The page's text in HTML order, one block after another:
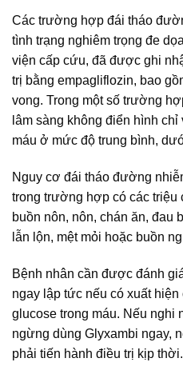
Các trường hợp đái tháo
tình trạng nghiêm trọng đe
viện cấp cứu, đã được ghi
trị bằng empagliflozin, bao
vong. Trong một số trường
lâm sàng không điển hình
máu ở mức độ trung bình,
Nguy cơ đái tháo đường
trong trường hợp có các
buồn nôn, nôn, chán ăn, đau
lẫn lộn, mệt mỏi hoặc buồn
Bệnh nhân cần được đánh
ngay lập tức nếu có xuất
glucose trong máu. Nếu nghi
ngừng dùng Glyxambi ngay,
phải tiến hành điều trị kịp thời.